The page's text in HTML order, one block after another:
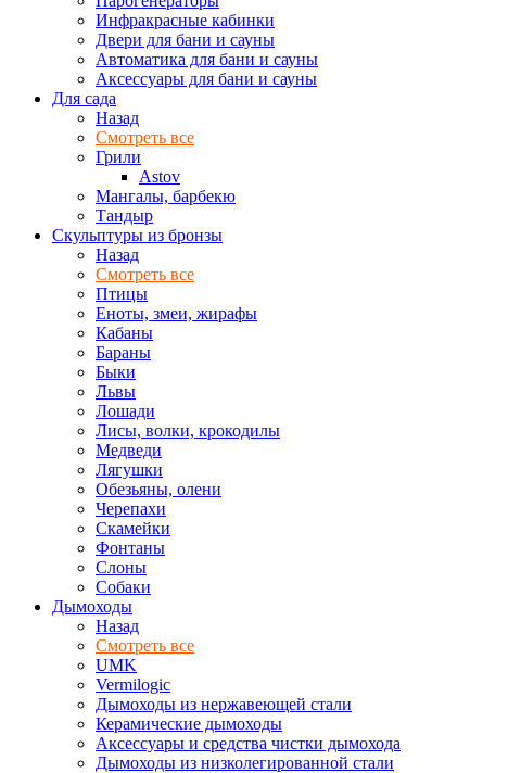
Инфракрасные кабинки
Двери для бани и сауны
Автоматика для бани и сауны
Аксессуары для бани и сауны
Для сада
Назад
Смотреть все
Грили
Astov
Мангалы, барбекю
Тандыр
Скульптуры из бронзы
Назад
Смотреть все
Птицы
Еноты, змеи, жирафы
Кабаны
Бараны
Быки
Львы
Лошади
Лисы, волки, крокодилы
Медведи
Лягушки
Обезьяны, олени
Черепахи
Скамейки
Фонтаны
Слоны
Собаки
Дымоходы
Назад
Смотреть все
UMK
Vermilogic
Дымоходы из нержавеющей стали
Керамические дымоходы
Аксессуары и средства чистки дымохода
Дымоходы из низколегированной стали